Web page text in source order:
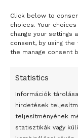
Click below to
choices. Your
change your settings
consent, by using the
the manage consent
Statistics
Információk
hirdetések
teljesítményének
statisztikák vagy
kívánta orvosolni –
„Mivel azonban a
szándékával a
láthatóan nem
határokra tekintet
eltekint ettől a
jogosítványai a
A